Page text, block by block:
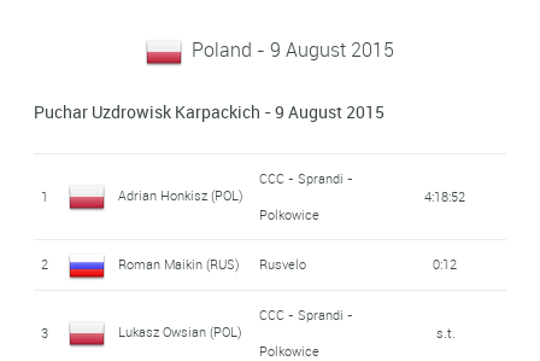
Poland - 9 August 2015
Puchar Uzdrowisk Karpackich - 9 August 2015
1 Adrian Honkisz (POL)
CCC - Sprandi -
Polkowice
4:18:52
2 Roman Maikin (RUS) Rusvelo 0:12
3 Lukasz Owsian (POL)
CCC - Sprandi -
Polkowice
s.t.